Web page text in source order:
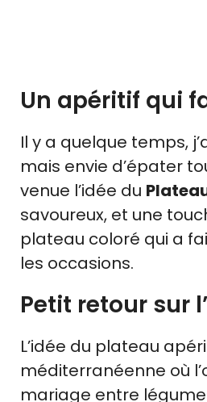
Un apéritif qui
Il y a quelque temps,
mais envie d’épater
venue l’idée du
savoureux, et une
plateau coloré qui a
les occasions.
Petit retour sur
L’idée du plateau
méditerranéenne où
mariage entre